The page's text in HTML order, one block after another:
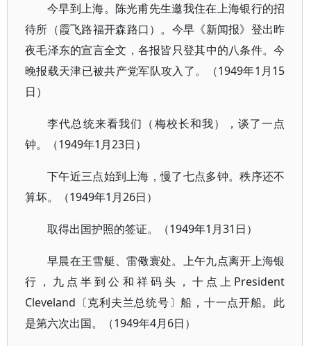
今早到上海。陈光甫先生邀我住在上海银行的招
待所（霞飞路福开森路口）。今早《新闻报》登出昨
夜毛泽东的宣言全文，各报皆只登其中的八条件。今
晚报载天津已被共产党军队攻入了。（1949年1月15
日）
李代总统来看我们（梅校长和我），谈了一点
钟。（1949年1月23日）
下午近三点始到上海，慢了七点多钟。秩序还不
算坏。（1949年1月26日）
取得出国护照的签证。（1949年1月31日）
早晨在王雪艇、雷儆寰处。上午九点离开上海银
行，九点半到公和祥码头，十点上President
Cleveland〔克利夫兰总统号〕船，十一点开船。此
是第六次出国。（1949年4月6日）